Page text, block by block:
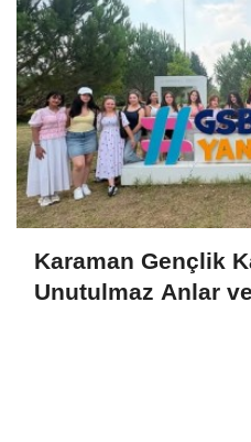
Karaman Gençlik
Unutulmaz Anlar